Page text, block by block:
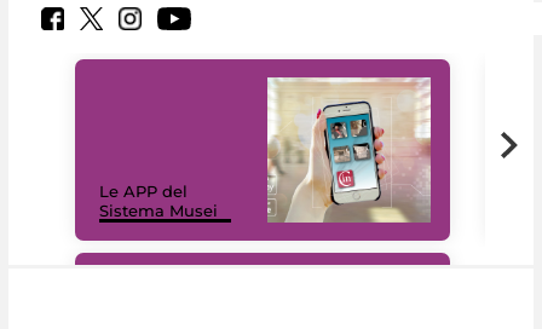
Le APP del
Sistema Musei